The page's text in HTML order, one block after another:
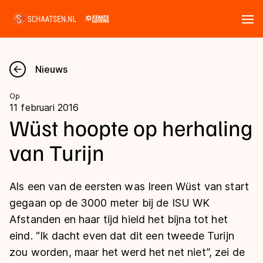
Nieuws
Kalender
Disciplines
Langebaan
Shorttrack
Inlineskaten
Uitslagen
Langebaan
Shorttrack
Marathon
Tijden & historie
Ranglijsten Langebaan
Nieuws
Op
11 februari 2016
Wüst hoopte op herhaling
van Turijn
Als een van de eersten was Ireen Wüst van start
gegaan op de 3000 meter bij de ISU WK
Afstanden en haar tijd hield het bijna tot het
eind. “Ik dacht even dat dit een tweede Turijn
zou worden, maar het werd het net niet”, zei de